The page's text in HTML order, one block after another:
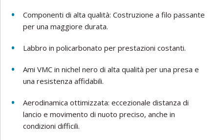
Componenti di alta qualità: Costruzione a filo passante
per una maggiore durata.
Labbro in policarbonato per prestazioni costanti.
Ami VMC in nichel nero di alta qualità per una presa e
una resistenza affidabili.
Aerodinamica ottimizzata: eccezionale distanza di
lancio e movimento di nuoto preciso, anche in
condizioni difficili.